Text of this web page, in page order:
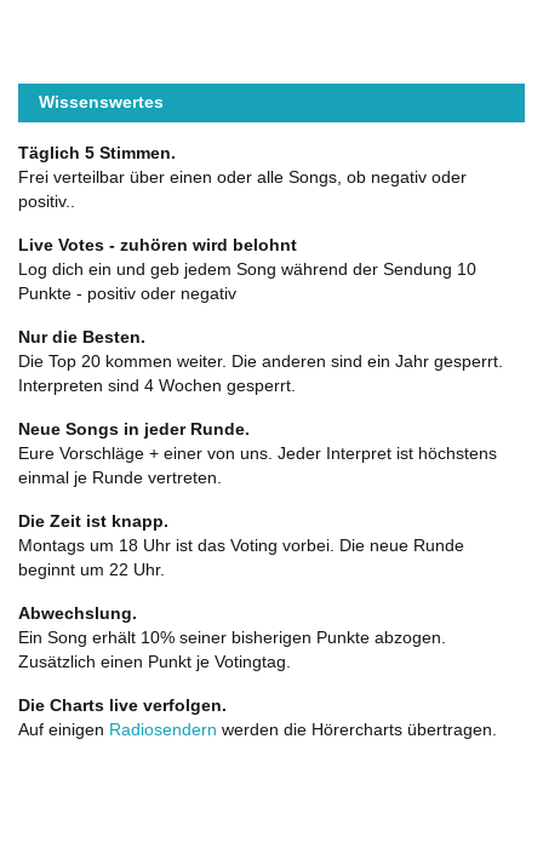
Wissenswertes
Täglich 5 Stimmen.
Frei verteilbar über einen oder alle Songs, ob negativ oder
positiv..
Live Votes - zuhören wird belohnt
Log dich ein und geb jedem Song während der Sendung 10
Punkte - positiv oder negativ
Nur die Besten.
Die Top 20 kommen weiter. Die anderen sind ein Jahr gesperrt.
Interpreten sind 4 Wochen gesperrt.
Neue Songs in jeder Runde.
Eure Vorschläge + einer von uns. Jeder Interpret ist höchstens
einmal je Runde vertreten.
Die Zeit ist knapp.
Montags um 18 Uhr ist das Voting vorbei. Die neue Runde
beginnt um 22 Uhr.
Abwechslung.
Ein Song erhält 10% seiner bisherigen Punkte abzogen.
Zusätzlich einen Punkt je Votingtag.
Die Charts live verfolgen.
Auf einigen Radiosendern werden die Hörercharts übertragen.